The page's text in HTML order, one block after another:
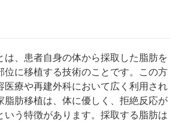
は、患者自身の体から採取した脂肪を
位に移植する技術のことです。この方
医療や再建外科において広く利用され
脂肪移植は、体に優しく、拒絶反応が
いう特徴があります。採取する脂肪は